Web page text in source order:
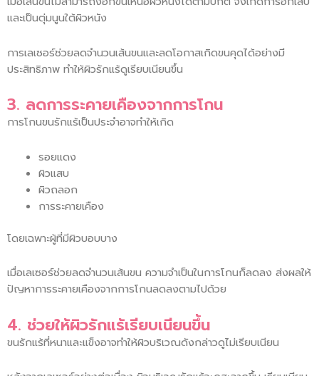
และเป็นตุ่มนูนใต้ผิวหนัง
การเลเซอร์ช่วยลดจำนวนเส้นขนและลดโอกาสเกิดขนคุดได้อย่างมี
ประสิทธิภาพ ทำให้ผิวรักแร้ดูเรียบเนียนขึ้น
3. ลดการระคายเคืองจากการโกน
การโกนขนรักแร้เป็นประจำอาจทำให้เกิด
รอยแดง
ผิวแสบ
ผิวถลอก
การระคายเคือง
โดยเฉพาะผู้ที่มีผิวบอบบาง
เมื่อเลเซอร์ช่วยลดจำนวนเส้นขน ความจำเป็นในการโกนก็ลดลง ส่งผลให้
ปัญหาการระคายเคืองจากการโกนลดลงตามไปด้วย
4. ช่วยให้ผิวรักแร้เรียบเนียนขึ้น
ขนรักแร้ที่หนาและแข็งอาจทำให้ผิวบริเวณดังกล่าวดูไม่เรียบเนียน